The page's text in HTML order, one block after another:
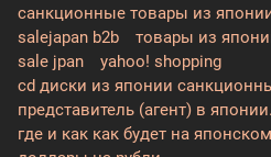
санкционные товары из
salejapan b2b
товары из
sale jpan
yahoo! shopping
cd диски из японии
представитель (агент) в японии.
где и как как будет на